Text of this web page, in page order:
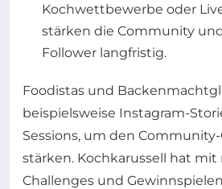
Kochwettbewerbe oder
stärken die Community
Follower langfristig.
Foodistas und
beispielsweise Instagram-
Sessions, um den
stärken. Kochkarussell hat
Challenges und